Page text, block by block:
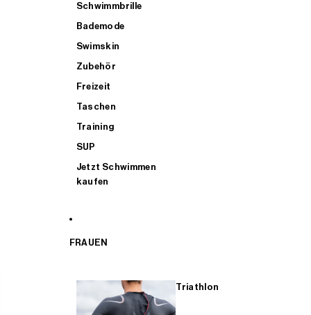
Schwimmbrille
Bademode
Swimskin
Zubehör
Freizeit
Taschen
Training
SUP
Jetzt Schwimmen
kaufen
FRAUEN
Triathlon